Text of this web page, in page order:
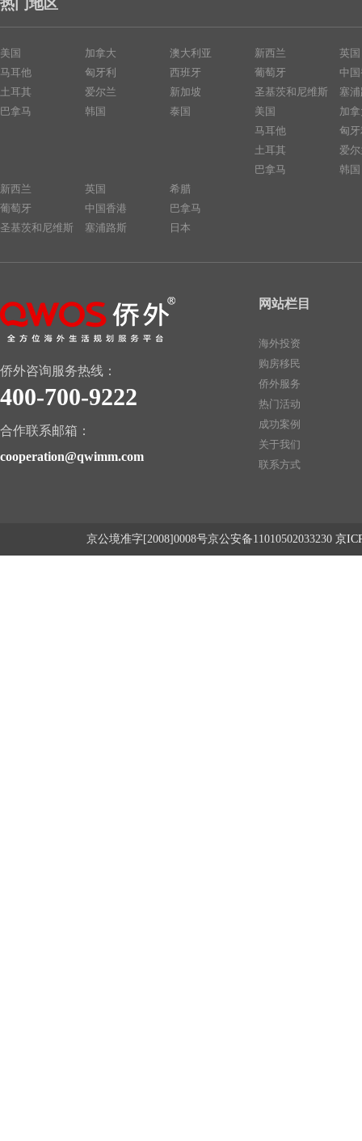
热门地区
美国
马耳他
土耳其
巴拿马
加拿大
匈牙利
爱尔兰
韩国
澳大利亚
西班牙
新加坡
泰国
新西兰
葡萄牙
圣基茨和尼维斯
英国
中
塞
美国
马耳他
土耳其
巴拿马
加
匈
爱
韩国
新西兰
葡萄牙
圣基茨和尼维斯
英国
中国香港
塞浦路斯
希腊
巴拿马
日本
侨外咨询服务热线：
400-700-9222
合作联系邮箱：
cooperation@qwimm.com
网站栏目
海外投资
购房移民
侨外服务
热门活动
成功案例
关于我们
联系方式
京公境准字[2008]0008号京公安备11010502033230 京